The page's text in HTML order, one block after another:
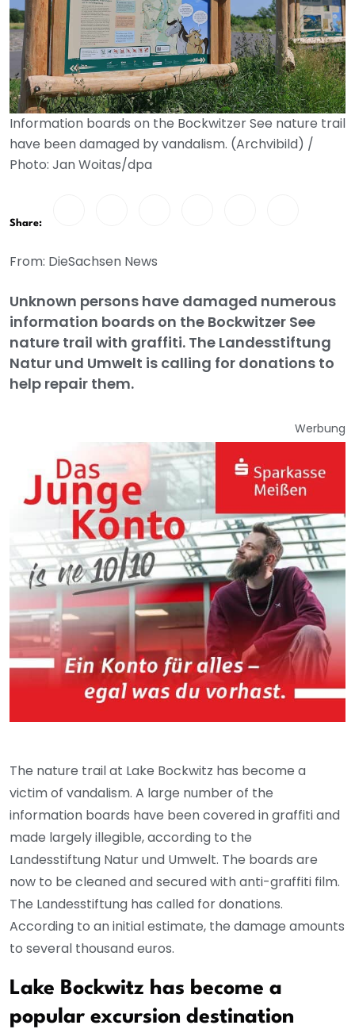
Information boards on the Bockwitzer See nature trail
have been damaged by vandalism. (Archvibild) /
Photo: Jan Woitas/dpa
Share:
From: DieSachsen News
Unknown persons have damaged numerous
information boards on the Bockwitzer See
nature trail with graffiti. The Landesstiftung
Natur und Umwelt is calling for donations to
help repair them.
Werbung
The nature trail at Lake Bockwitz has become a
victim of vandalism. A large number of the
information boards have been covered in graffiti and
made largely illegible, according to the
Landesstiftung Natur und Umwelt. The boards are
now to be cleaned and secured with anti-graffiti film.
The Landesstiftung has called for donations.
According to an initial estimate, the damage amounts
to several thousand euros.
Lake Bockwitz has become a
popular excursion destination